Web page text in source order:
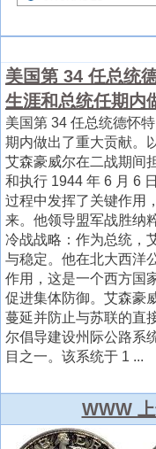
美国第 34 任总统
生涯和总统任期内
美国第 34 任总统德怀
期内做出了重大贡献。
艾森豪威尔在二战期间
和执行 1944 年 6 月 6
过程中发挥了关键作用
来。他领导盟军战胜纳
冷战战略：作为总统，
与稳定。他在北大西洋
作用，这是一个西方国
促进集体防御。艾森豪
蔓延并防止与苏联的直
尔倡导建设州际公路系
目之一。该系统于 1 ...
WWW